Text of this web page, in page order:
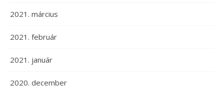
2021. március
2021. február
2021. január
2020. december